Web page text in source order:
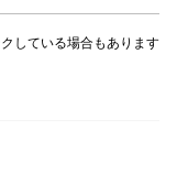
している場合もあります